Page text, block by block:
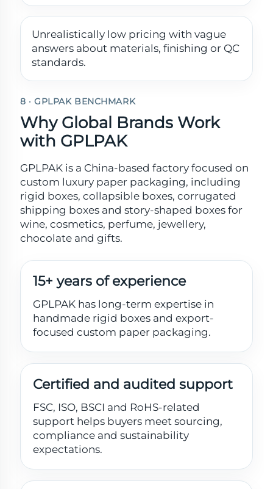
Unrealistically low pricing with vague
answers about materials, finishing or QC
standards.
8 · GPLPAK BENCHMARK
Why Global Brands Work
with GPLPAK
GPLPAK is a China-based factory focused on
custom luxury paper packaging, including
rigid boxes, collapsible boxes, corrugated
shipping boxes and story-shaped boxes for
wine, cosmetics, perfume, jewellery,
chocolate and gifts.
15+ years of experience
GPLPAK has long-term expertise in
handmade rigid boxes and export-
focused custom paper packaging.
Certified and audited support
FSC, ISO, BSCI and RoHS-related
support helps buyers meet sourcing,
compliance and sustainability
expectations.